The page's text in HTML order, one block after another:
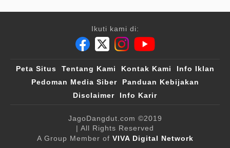
Ikuti kami di:
Peta Situs Tentang Kami Kontak Kami
Info Iklan
Pedoman Media Siber
Panduan Kebijakan
Disclaimer
Info Karir
JagoDangdut.com ©2019
| All Rights Reserved
A Group Member of VIVA Digital Network